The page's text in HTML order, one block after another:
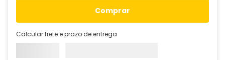
comprar
Calcular frete e prazo de entrega